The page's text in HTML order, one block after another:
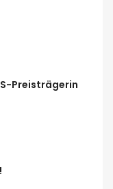
Preisträgerin